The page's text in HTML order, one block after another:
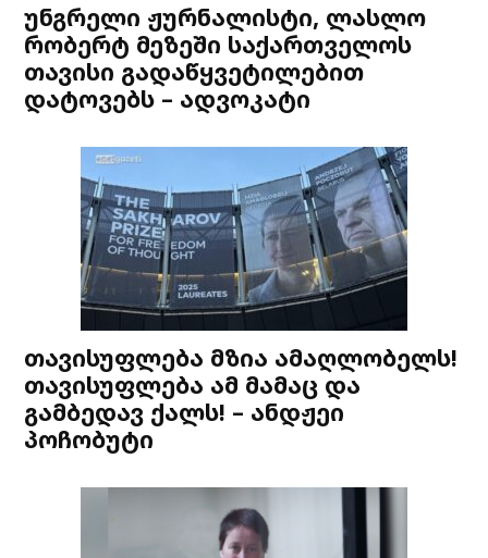
უნგრელი ჟურნალისტი, ლასლო
რობერტ მეზეში საქართველოს
თავისი გადაწყვეტილებით
დატოვებს – ადვოკატი
თავისუფლება მზია ამაღლობელს!
თავისუფლება ამ მამაც და
გამბედავ ქალს! – ანდჟეი
პოჩობუტი